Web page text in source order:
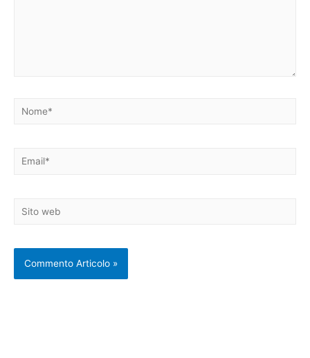
Nome*
Email*
Sito